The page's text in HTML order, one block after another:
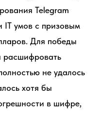
Telegram
IT умов с призовым
Для победы
расшифровать
не удалось
хотя бы
в шифре,